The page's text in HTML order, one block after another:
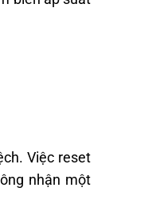
Việc reset
nhận một